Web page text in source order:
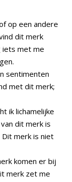
op een andere
dit merk
iets met me
sentimenten
met dit merk;
ik lichamelijke
dit merk is
Dit merk is niet
komen er bij
merk zet me